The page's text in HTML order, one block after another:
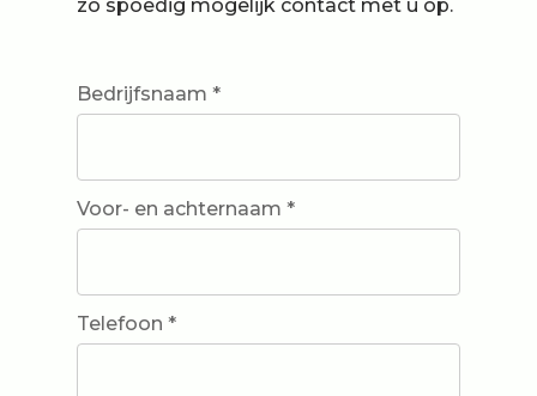
zo spoedig mogelijk contact met u op.
Bedrijfsnaam *
Voor- en achternaam *
Telefoon *